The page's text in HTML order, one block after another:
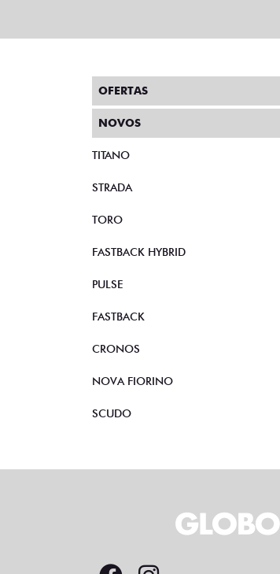
OFERTAS
NOVOS
TITANO
STRADA
TORO
FASTBACK HYBRID
PULSE
FASTBACK
CRONOS
NOVA FIORINO
SCUDO